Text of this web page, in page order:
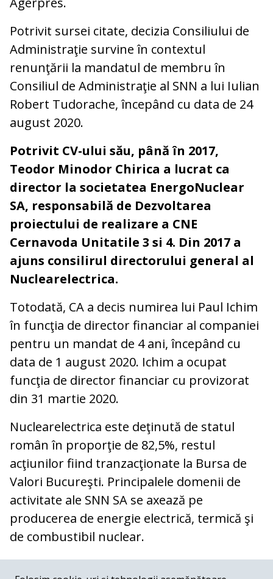
Potrivit sursei citate, decizia Consiliului de
Administraţie survine în contextul
renunţării la mandatul de membru în
Consiliul de Administraţie al SNN a lui Iulian
Robert Tudorache, începând cu data de 24
august 2020.
Potrivit CV-ului său, până în 2017,
Teodor Minodor Chirica a lucrat ca
director la societatea EnergoNuclear
SA, responsabilă de Dezvoltarea
proiectului de realizare a CNE
Cernavoda Unitatile 3 si 4. Din 2017 a
ajuns consilirul directorului general al
Nuclearelectrica.
Totodată, CA a decis numirea lui Paul Ichim
în funcţia de director financiar al companiei
pentru un mandat de 4 ani, începând cu
data de 1 august 2020. Ichim a ocupat
funcţia de director financiar cu provizorat
din 31 martie 2020.
Nuclearelectrica este deţinută de statul
român în proporţie de 82,5%, restul
acţiunilor fiind tranzacţionate la Bursa de
Valori Bucureşti. Principalele domenii de
activitate ale SNN SA se axează pe
producerea de energie electrică, termică şi
de combustibil nuclear.
COMENTARII